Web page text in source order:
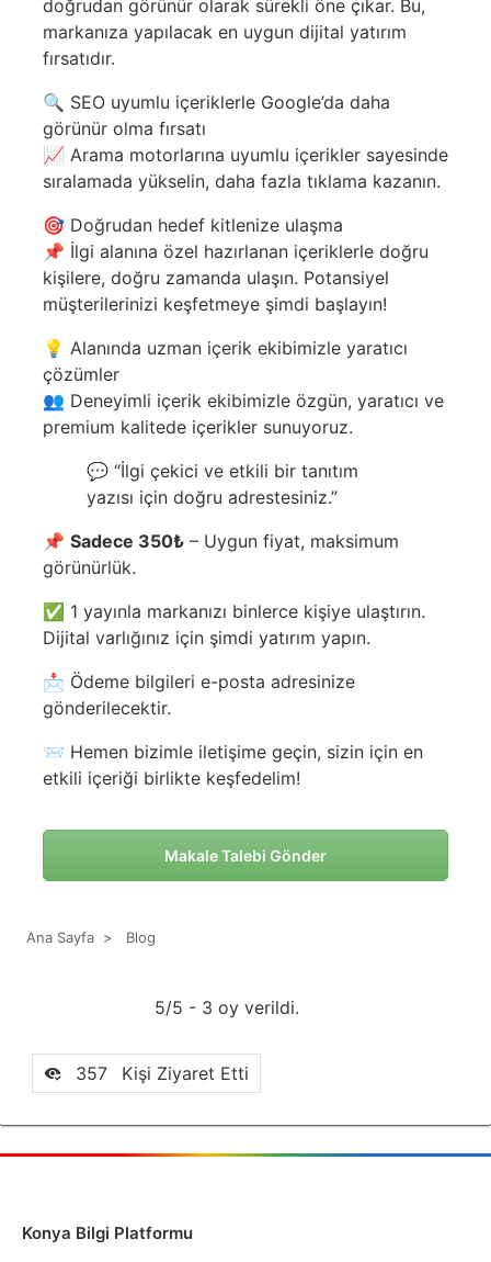
doğrudan görünür olarak sürekli öne çıkar. Bu,
markanıza yapılacak en uygun dijital yatırım
fırsatıdır.
🔍 SEO uyumlu içeriklerle Google’da daha
görünür olma fırsatı
📈 Arama motorlarına uyumlu içerikler sayesinde
sıralamada yükselin, daha fazla tıklama kazanın.
🎯 Doğrudan hedef kitlenize ulaşma
📌 İlgi alanına özel hazırlanan içeriklerle doğru
kişilere, doğru zamanda ulaşın. Potansiyel
müşterilerinizi keşfetmeye şimdi başlayın!
💡 Alanında uzman içerik ekibimizle yaratıcı
çözümler
👥 Deneyimli içerik ekibimizle özgün, yaratıcı ve
premium kalitede içerikler sunuyoruz.
💬 “İlgi çekici ve etkili bir tanıtım
yazısı için doğru adrestesiniz.”
📌 Sadece 350₺ – Uygun fiyat, maksimum
görünürlük.
✅ 1 yayınla markanızı binlerce kişiye ulaştırın.
Dijital varlığınız için şimdi yatırım yapın.
📩 Ödeme bilgileri e-posta adresinize
gönderilecektir.
📨 Hemen bizimle iletişime geçin, sizin için en
etkili içeriği birlikte keşfedelim!
Makale Talebi Gönder
Ana Sayfa > Blog
5/5 - 3 oy verildi.
357 Kişi Ziyaret Etti
Konya Bilgi Platformu